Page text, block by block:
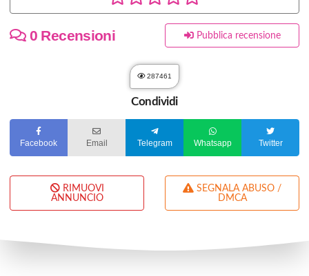
0 Recensioni Pubblica recensione
287461
Condividi
Facebook Email Telegram Whatsapp Twitter
RIMUOVI
ANNUNCIO
DMCA